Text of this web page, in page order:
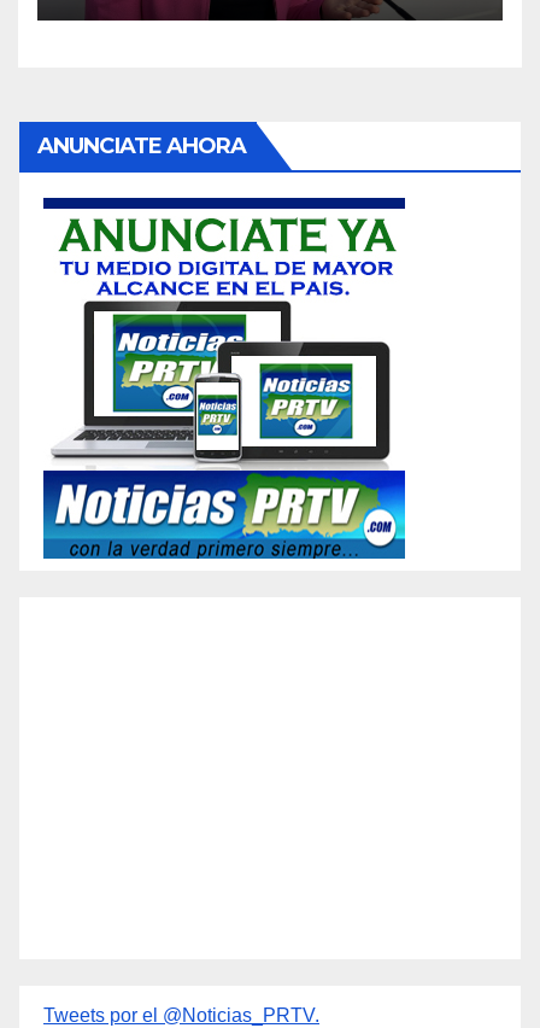
ANUNCIATE AHORA
Tweets por el @Noticias_PRTV.